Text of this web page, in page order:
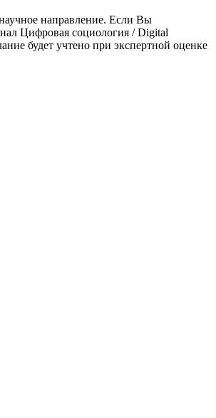
направление. Если Вы
Цифровая социология / Digital
будет учтено при экспертной оценке